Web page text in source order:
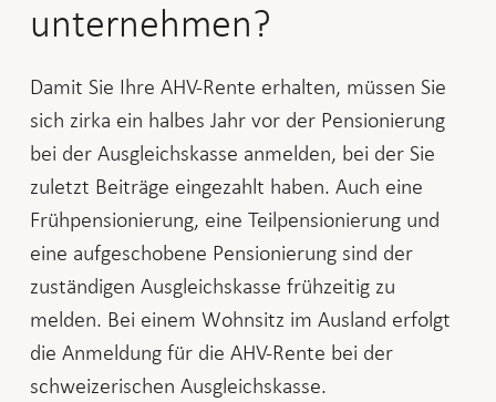
unternehmen?
Damit Sie Ihre AHV-Rente erhalten, müssen Sie
sich zirka ein halbes Jahr vor der Pensionierung
bei der Ausgleichskasse anmelden, bei der Sie
zuletzt Beiträge eingezahlt haben. Auch eine
Frühpensionierung, eine Teilpensionierung und
eine aufgeschobene Pensionierung sind der
zuständigen Ausgleichskasse frühzeitig zu
melden. Bei einem Wohnsitz im Ausland erfolgt
die Anmeldung für die AHV-Rente bei der
schweizerischen Ausgleichskasse.